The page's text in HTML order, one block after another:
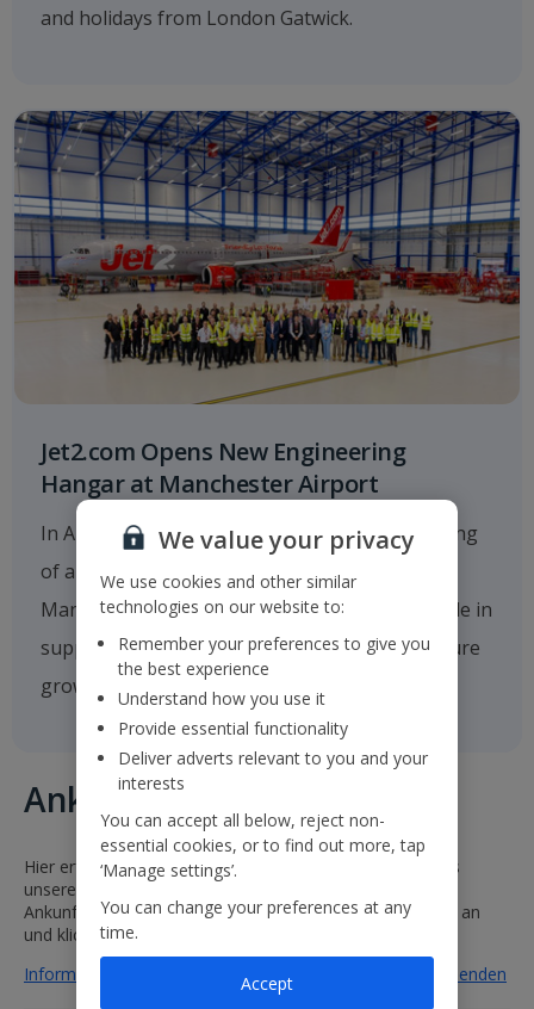
and holidays from London Gatwick.
Jet2.com Opens New Engineering
Hangar at Manchester Airport
In August 2025Jet2.comannounced the opening
of a new multi-million-pound hangar at
Manchester Airport, which will play a critical role in
supporting the company's operations and future
growth.
Ankunft und Abflug
Hier erfahren Sie mehr über den Flugplan und den Status
unserer Flüge. Wählen Sie einfach einen Abflug- und
Ankunftsflughafen aus oder geben Sie eine Flugnummer an
und klicken Sie auf „Los“.
Informationen zu Flügen von Leeds Bradford nach ausblenden
We value your privacy
We use cookies and other similar
technologies on our website to:
Remember your preferences to give you
the best experience
Understand how you use it
Provide essential functionality
Deliver adverts relevant to you and your
interests
You can accept all below, reject non-
essential cookies, or to find out more, tap
‘Manage settings’.
You can change your preferences at any
time.
Accept